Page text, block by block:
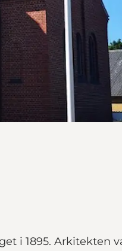
i 1895. Arkitekten